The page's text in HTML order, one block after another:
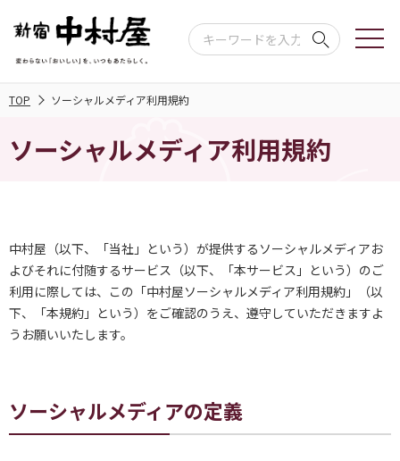
TOP ソーシャルメディア利用規約
ソーシャルメディア利用規約
中村屋（以下、「当社」という）が提供するソーシャルメディアお
よびそれに付随するサービス（以下、「本サービス」という）のご
利用に際しては、この「中村屋ソーシャルメディア利用規約」（以
下、「本規約」という）をご確認のうえ、遵守していただきますよ
うお願いいたします。
ソーシャルメディアの定義